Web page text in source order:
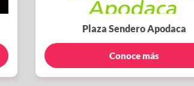
Plaza Sendero Apodaca
Conoce más